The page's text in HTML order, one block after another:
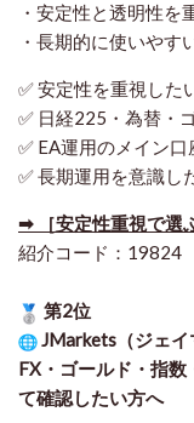
・安定性と透明性を
・長期的に使いやす
✅ 安定性を重視した
✅ 日経225・為替・
✅ EA運用のメイン口
✅ 長期運用を意識し
➡ ［安定性重視で選
紹介コード：19824
第2位
JMarkets（ジェイ
FX・ゴールド・指
て確認したい方へ